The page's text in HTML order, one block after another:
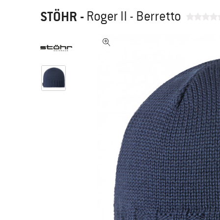
STÖHR - Roger II - Berretto